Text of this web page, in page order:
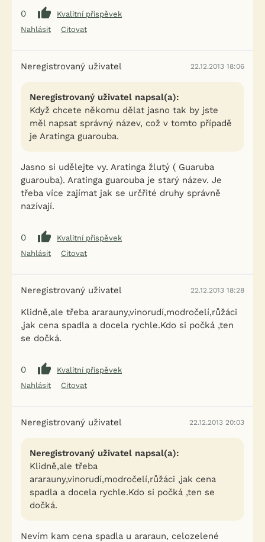
0
Kvalitní příspěvek
Nahlásit
Citovat
Neregistrovaný uživatel 22.12.2013 18:06
Neregistrovaný uživatel napsal(a):
Když chcete někomu dělat jasno tak by jste
měl napsat správný název, což v tomto případě
je Aratinga guarouba.
Jasno si udělejte vy. Aratinga žlutý ( Guaruba
guarouba). Aratinga guarouba je starý název. Je
třeba více zajímat jak se určřité druhy správně
nazívají.
0
Kvalitní příspěvek
Nahlásit
Citovat
Neregistrovaný uživatel 22.12.2013 18:28
Klidně,ale třeba ararauny,vinorudí,modročelí,růžáci
,jak cena spadla a docela rychle.Kdo si počká ,ten
se dočká.
0
Kvalitní příspěvek
Nahlásit
Citovat
Neregistrovaný uživatel 22.12.2013 20:03
Neregistrovaný uživatel napsal(a):
Klidně,ale třeba
ararauny,vinorudí,modročelí,růžáci ,jak cena
spadla a docela rychle.Kdo si počká ,ten se
dočká.
Nevím kam cena spadla u araraun, celozelené